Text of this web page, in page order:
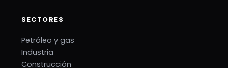
SECTORES
Petróleo y gas
Industria
Construcción